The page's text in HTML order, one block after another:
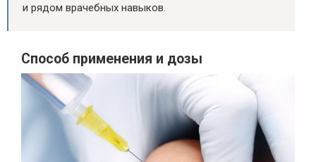
и рядом врачебных навыков.
Способ применения и дозы